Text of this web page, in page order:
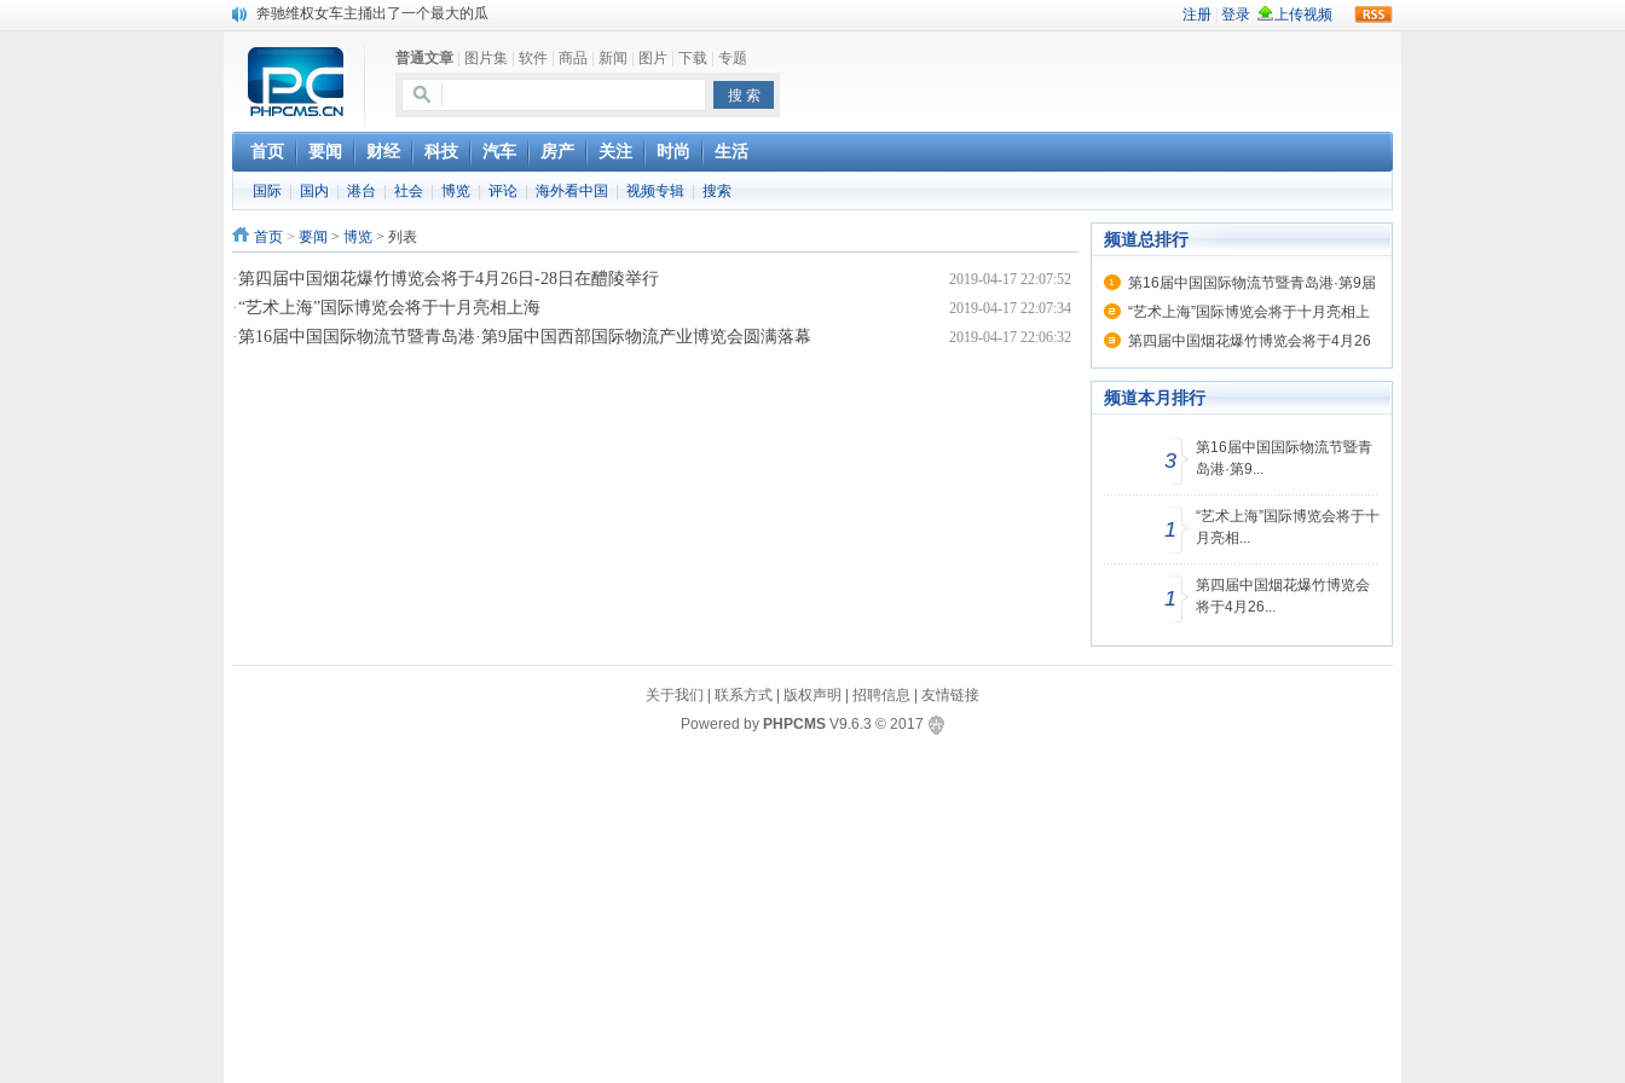
奔驰维权女车主捅出了一个最大的瓜
DS四款新能源车型上海车展亚洲首秀
苹果与高通和解 英特尔失去重要移动客户
小米高管：虽然高通与苹果和解，但5G iPhone最快明年下半年发布
iOS 13加入黑暗模式 多功能加持6月份见
高通与苹果达成和解，双方达成6年许可协议
这个会有点意思 民警向群众报告工作
巴黎圣母院大火肆虐，人类文明的一场浩劫
普通文章 图片集 软件 商品 新闻 图片 下载 专题
首页 要闻 财经 科技 汽车 房产 关注 时尚 生活
国际 国内 港台 社会 博览 评论 海外看中国 视频专辑 搜索
首页 > 要闻 > 博览 > 列表
2019-04-17 22:07:52
·第四届中国烟花爆竹博览会将于4月26日-28日在醴陵举行
2019-04-17 22:07:34
·“艺术上海”国际博览会将于十月亮相上海
2019-04-17 22:06:32
·第16届中国国际物流节暨青岛港·第9届中国西部国际物流产业博览会圆满落幕
频道总排行
第16届中国国际物流节暨青岛港·第9届
中国西部国际物流产业博览会圆满落幕
“艺术上海”国际博览会将于十月亮相上
海
第四届中国烟花爆竹博览会将于4月26
日-28日在醴陵举行
频道本月排行
3
第16届中国国际物流节暨青
岛港·第9...
1
“艺术上海”国际博览会将于十
月亮相...
1
第四届中国烟花爆竹博览会
将于4月26...
关于我们 联系方式 版权声明 招聘信息
友情链接
Powered by PHPCMS V9.6.3 © 2017